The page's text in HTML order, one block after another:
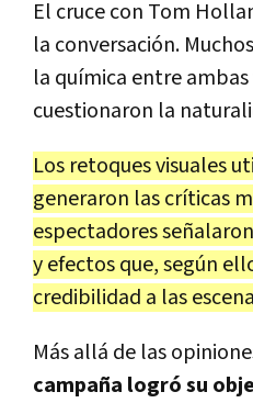
El cruce con Tom
la conversación.
la química entre
cuestionaron la
Los retoques visuales
generaron las críticas
espectadores
y efectos que, según
credibilidad a las
Más allá de las
campaña logró su